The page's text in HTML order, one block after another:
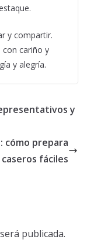
y compartir.
con cariño y
y alegría.
y
cómo prepara
fáciles
publicada.